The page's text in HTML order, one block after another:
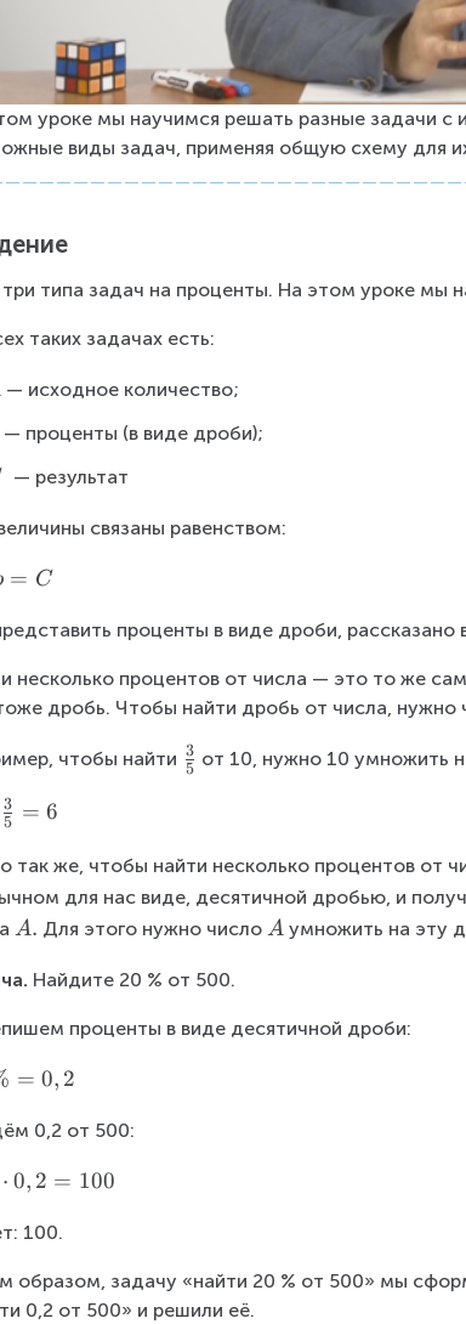
уроке мы научимся решать разные задачи с
виды задач, применяя общую схему для
три типа задач на проценты. На этом уроке мы
таких задачах есть:
— исходное количество;
— проценты (в виде дроби);
— результат
связаны равенством:
= C
проценты в виде дроби, рассказано
несколько процентов от числа — это то же
дробь. Чтобы найти дробь от числа, нужно
чтобы найти \
c
{
3
{
}
5
3 от 10, нужно 10 умножить
5
3 = 6
так же, чтобы найти несколько процентов от
для нас виде, десятичной дробью, и
A
A. Для этого нужно число \
A умножить на эту
Найдите 20 % от 500.
проценты в виде десятичной дроби:
= 0, 2
0,2 от 500:
⋅ 0, 2 = 100
100.
образом, задачу «найти 20 % от 500» мы
0,2 от 500» и решили её.